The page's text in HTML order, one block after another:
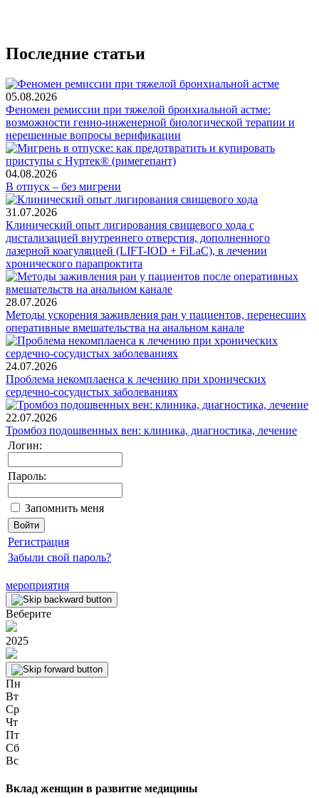
Последние статьи
05.08.2026
Феномен ремиссии при тяжелой бронхиальной астме:
возможности генно-инженерной биологической терапии и
нерешенные вопросы верификации
04.08.2026
В отпуск – без мигрени
31.07.2026
Клинический опыт лигирования свищевого хода с
дистализацией внутреннего отверстия, дополненного
лазерной коагуляцией (LIFT-IOD + FiLaC), в лечении
хронического парапроктита
28.07.2026
Методы ускорения заживления ран у пациентов, перенесших
оперативные вмешательства на анальном канале
24.07.2026
Проблема некомплаенса к лечению при хронических
сердечно-сосудистых заболеваниях
22.07.2026
Тромбоз подошвенных вен: клиника, диагностика, лечение
Логин:
Пароль:
Запомнить меня
Регистрация
Забыли свой пароль?
мероприятия
Веберите
2025
Пн
Вт
Ср
Чт
Пт
Сб
Вс
Вклад женщин в развитие медицины